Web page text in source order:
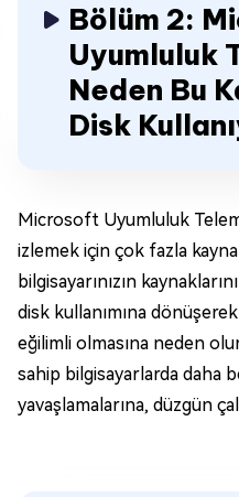
Bölüm 2:
Uyumluluk
Neden Bu
Disk
Microsoft Uyumluluk
izlemek için çok fazla
bilgisayarınızın
disk kullanımına
eğilimli olmasına neden
sahip bilgisayarlarda daha
yavaşlamalarına, düzgün